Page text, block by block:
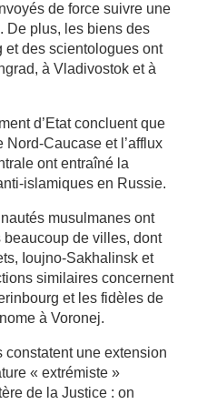
de force suivre une
De plus, les biens des
et des scientologues ont
à Vladivostok et à
d’Etat concluent que
Nord-Caucase et l’afflux
ont entraîné la
islamiques en Russie.
musulmanes ont
de villes, dont
Ioujno-Sakhalinsk et
similaires concernent
et les fidèles de
à Voronej.
constatent une extension
« extrémiste »
de la Justice : on